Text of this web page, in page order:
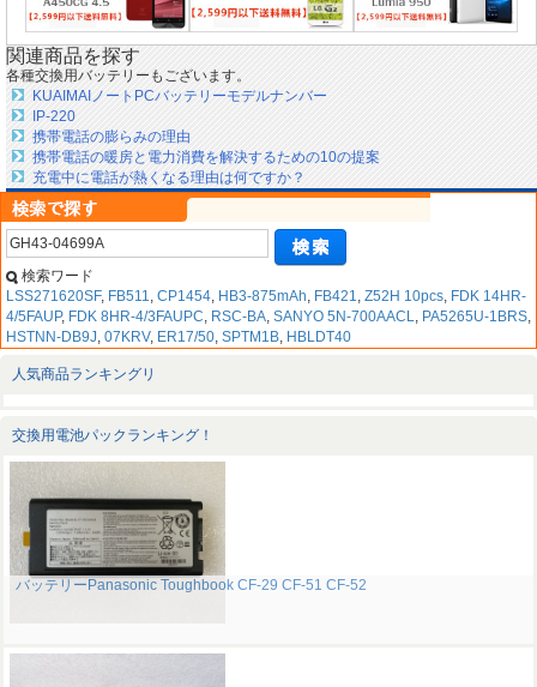
関連商品を探す
各種交換用バッテリーもございます。
KUAIMAIノートPCバッテリーモデルナンバー
IP-220
携帯電話の膨らみの理由
携帯電話の暖房と電力消費を解決するための10の提案
充電中に電話が熱くなる理由は何ですか？
検索ワード
LSS271620SF, FB511, CP1454, HB3-875mAh, FB421, Z52H 10pcs, FDK 14HR-
4/5FAUP, FDK 8HR-4/3FAUPC, RSC-BA, SANYO 5N-700AACL, PA5265U-1BRS,
HSTNN-DB9J, 07KRV, ER17/50, SPTM1B, HBLDT40
人気商品ランキングリ
交換用電池パックランキング！
バッテリーPanasonic Toughbook CF-29 CF-51 CF-52